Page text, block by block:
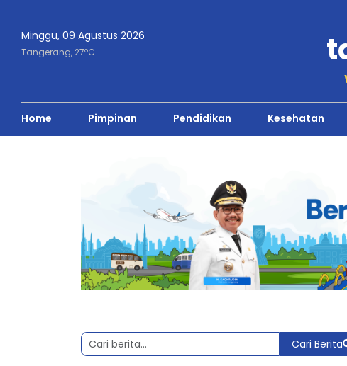
Minggu, 09 Agustus 2026
Tangerang, 27oC
Home Pimpinan Pendidikan Kesehatan
Cari Berita